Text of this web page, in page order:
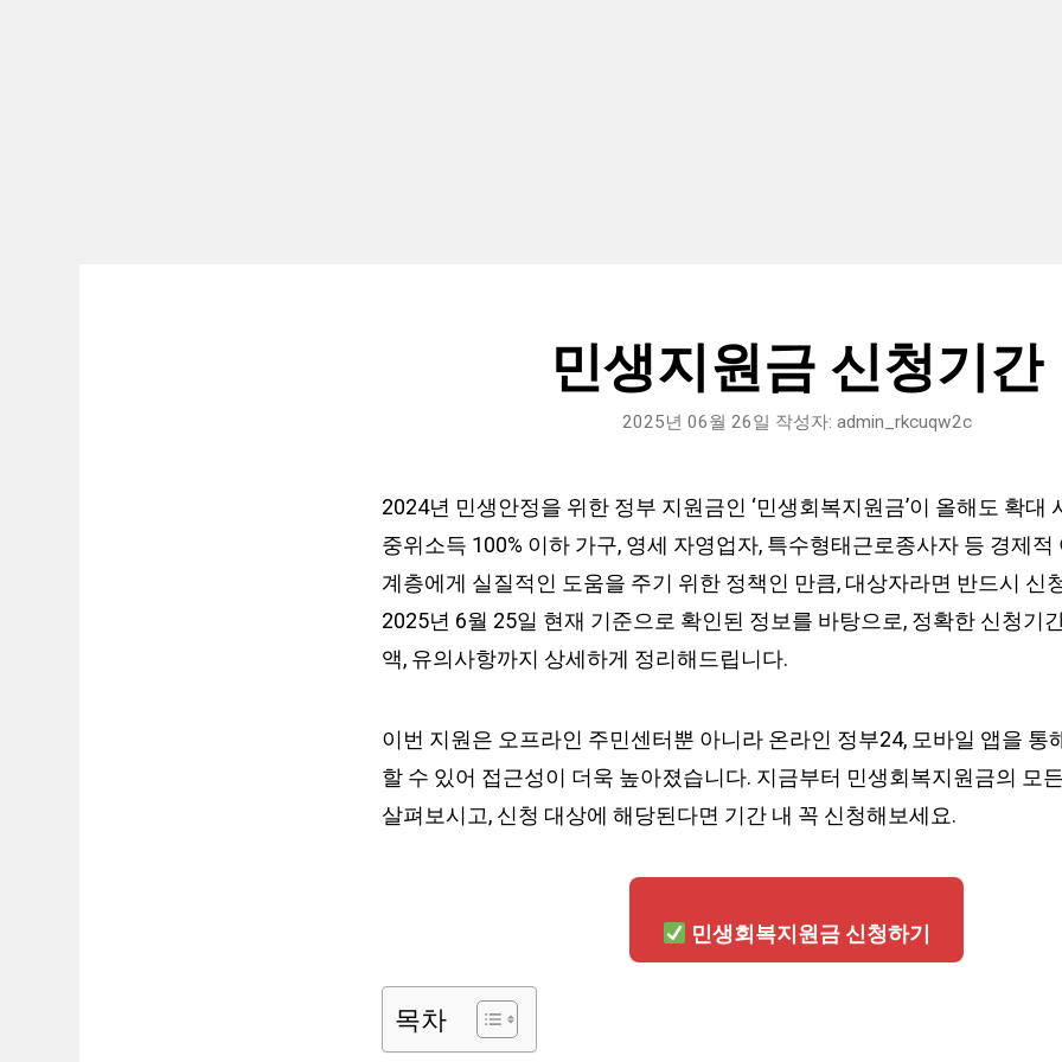
민생지원금 신청기간
2025년 06월 26일 작성자: admin_rkcuqw2c
2024년 민생안정을 위한 정부 지원금인 ‘민생회복지원금’이 올해도 확대
중위소득 100% 이하 가구, 영세 자영업자, 특수형태근로종사자 등 경제적
계층에게 실질적인 도움을 주기 위한 정책인 만큼, 대상자라면 반드시 신
2025년 6월 25일 현재 기준으로 확인된 정보를 바탕으로, 정확한 신청기
액, 유의사항까지 상세하게 정리해드립니다.
이번 지원은 오프라인 주민센터뿐 아니라 온라인 정부24, 모바일 앱을 통
할 수 있어 접근성이 더욱 높아졌습니다. 지금부터 민생회복지원금의 모
살펴보시고, 신청 대상에 해당된다면 기간 내 꼭 신청해보세요.
민생회복지원금 신청하기
목차